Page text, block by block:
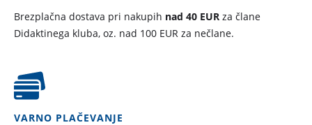
Brezplačna dostava pri nakupih nad 40 EUR za člane
Didaktinega kluba, oz. nad 100 EUR za nečlane.
VARNO PLAČEVANJE